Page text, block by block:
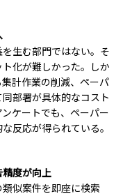
生む部門ではない。そ
化が難しかった。しか
計作業の削減、ペーパ
部署が具体的なコスト
ケートでも、ペーパー
反応が得られている。
度が向上
似案件を即座に検索